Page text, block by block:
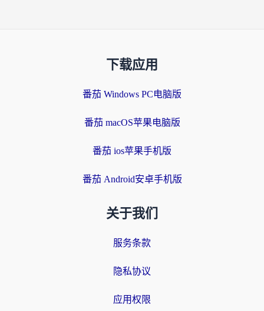
下载应用
番茄 Windows PC电脑版
番茄 macOS苹果电脑版
番茄 ios苹果手机版
番茄 Android安卓手机版
关于我们
服务条款
隐私协议
应用权限